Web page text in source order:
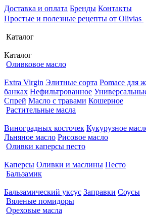
Доставка и оплата Бренды Контакты
Простые и полезные рецепты от Olivias
Каталог
Каталог
Оливковое масло
Extra Virgin Элитные сорта Pomace для
банках Нефильтрованное
Спрей Масло с травами Кошерное
Растительные масла
Виноградных косточек Кукурузное
Льняное масло Рисовое масло
Оливки каперсы песто
Каперсы Оливки и маслины Песто
Бальзамик
Бальзамический уксус Заправки Соусы
Вяленые помидоры
Ореховые масла